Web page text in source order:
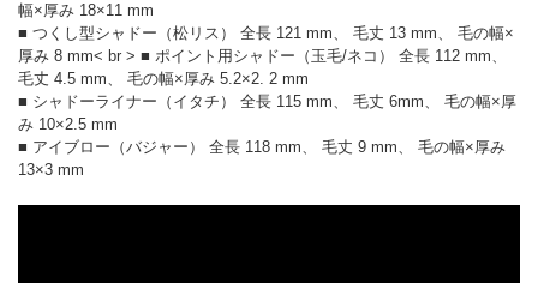
幅×厚み 18×11 mm
■ つくし型シャドー（松リス） 全長 121 mm、 毛丈 13 mm、 毛の幅×
厚み 8 mm< br > ■ ポイント用シャドー（玉毛/ネコ） 全長 112 mm、
毛丈 4.5 mm、 毛の幅×厚み 5.2×2. 2 mm
■ シャドーライナー（イタチ） 全長 115 mm、 毛丈 6mm、 毛の幅×厚
み 10×2.5 mm
■ アイブロー（バジャー） 全長 118 mm、 毛丈 9 mm、 毛の幅×厚み
13×3 mm